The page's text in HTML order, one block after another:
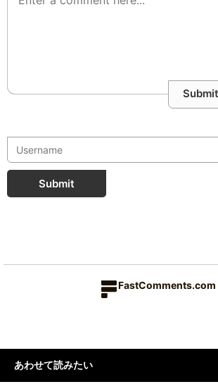
Submit
FastComments.com
あわせて読みたい